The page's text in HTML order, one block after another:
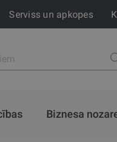
Serviss un apkopes
Biznesa